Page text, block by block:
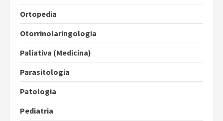
Ortopedia
Otorrinolaringologia
Paliativa (Medicina)
Parasitologia
Patologia
Pediatria